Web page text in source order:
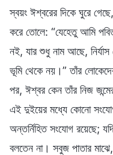
স্বয়ং ঈশ্বরের দিকে ঘুরে
করে তোলে: “যেহেতু আমি
নই, যার শুধু নাম আছে,
ভূমি থেকে নয়।” তাঁর
পর, ঈশ্বর কেন তাঁর নিজ
এই দুইয়ের মধ্যে কোনো
অন্তর্নিহিত সংযোগ রয়েছে;
বলতেন না। সবুজ পাতার